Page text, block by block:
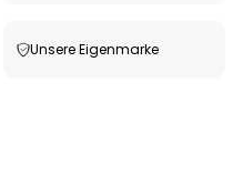
Unsere Eigenmarke